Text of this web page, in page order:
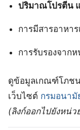
ปริมาณโปรตีน
การมีสารอาหา
การรับรองจาก
ดูข้อมูลเกณฑ์โภชน
เว็บไซต์ กรมอนามั
(ลิงก์ออกไปยังหน่ว